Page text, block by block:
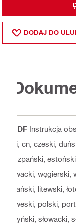
DODAJ DO
PDF Instrukcja
ki, cn, czeski,
iszpański,
rwacki, węgierski,
eański, litewski,
rweski, polski,
dyński, słowacki,